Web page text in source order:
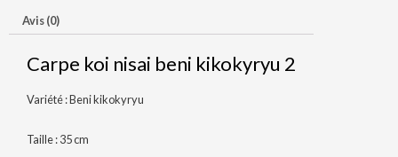
Avis (0)
Carpe koi nisai beni kikokyryu 2
Variété : Beni kikokyryu
Taille : 35 cm